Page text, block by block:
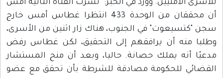
للأسرى الأمنيين. وورد في الخبر: "نشرت القناة الثانية أمس
أن محققان من الوحدة 433 انتظرا غطاس أمس خارج
سجن "كتسيعوت" في الجنوب، هناك زار اثنين من الأسرى،
وطلبا منه أن يرافقهم إلى التحقيق، لكن غطاس رفض
مدعيًا أنه يملك حصانة. حاليا، وبعد أن منح المستشار
القضائي للحكومة مصادقة للشرطة بأن تحقق مع عضو